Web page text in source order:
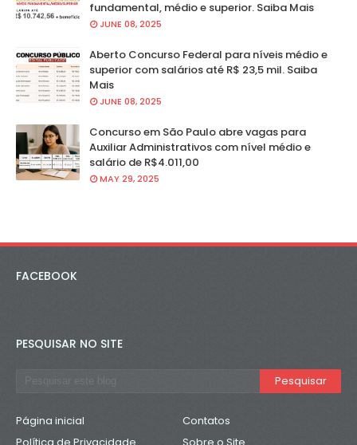
fundamental, médio e superior. Saiba Mais
JUNE 08, 2025
Aberto Concurso Federal para níveis médio e
superior com salários até R$ 23,5 mil. Saiba
Mais
JUNE 08, 2025
Concurso em São Paulo abre vagas para
Auxiliar Administrativos com nível médio e
salário de R$4.011,00
MAY 29, 2025
FACEBOOK
PESQUISAR NO SITE
Página inicial
Contatos